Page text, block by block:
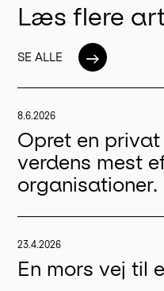
Læs flere
SE ALLE →
8.6.2026
Opret en
verdens mest
organisationer.
23.4.2026
En mors vej til